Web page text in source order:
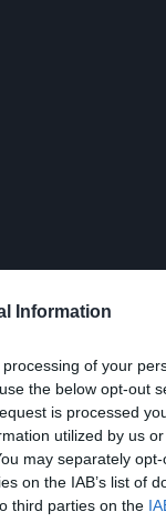
Information
of your
the below opt-out
is processed
utilized by us
may separately
on the IAB’s list of
third parties on the